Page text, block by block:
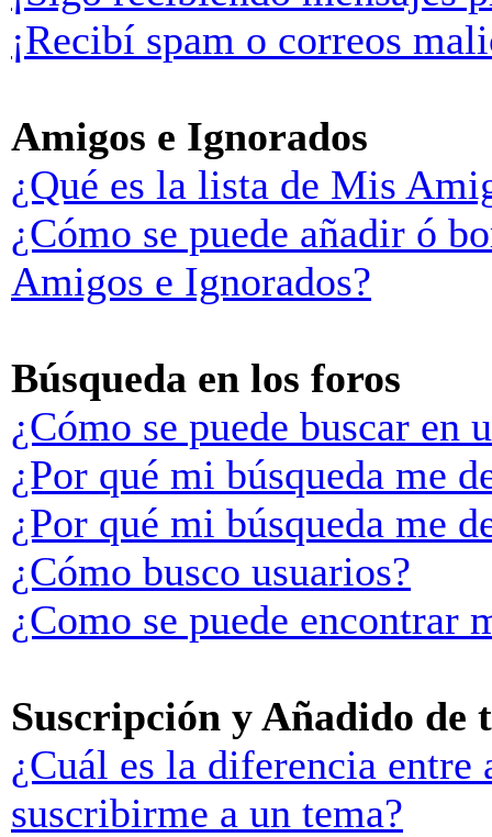
¡Recibí spam o correos
Amigos e Ignorados
¿Qué es la lista de Mis
¿Cómo se puede añadir ó
Amigos e Ignorados?
Búsqueda en los foros
¿Cómo se puede buscar en
¿Por qué mi búsqueda me
¿Por qué mi búsqueda me
¿Cómo busco usuarios?
¿Como se puede encontrar
Suscripción y Añadido de
¿Cuál es la diferencia
suscribirme a un tema?